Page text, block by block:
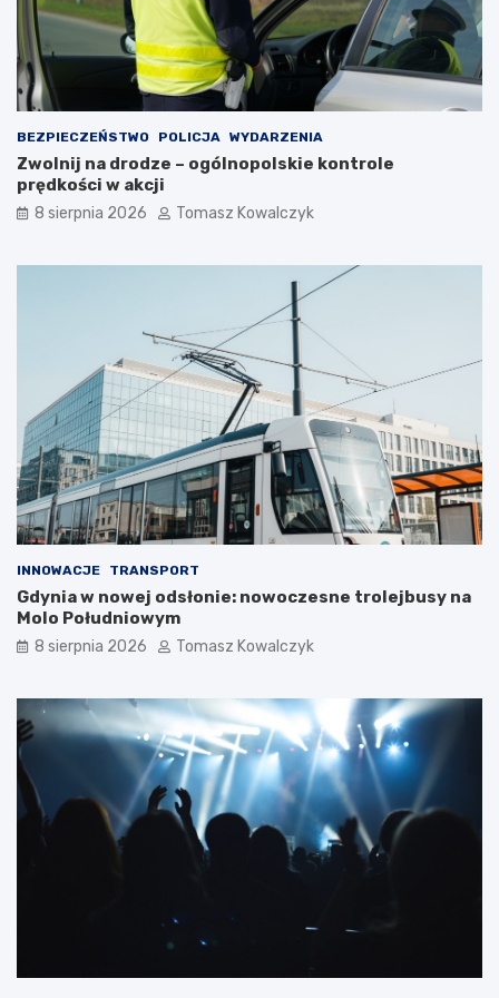
i
e
w
a
t
o
s
i
ć
?
l
e
t
n
m
c
i
e
BEZPIECZEŃSTWO POLICJA WYDARZENIA
Zwolnij na drodze – ogólnopolskie kontrole
prędkości w akcji
8 sierpnia 2026 Tomasz Kowalczyk
INNOWACJE TRANSPORT
Gdynia w nowej odsłonie: nowoczesne trolejbusy na
Molo Południowym
8 sierpnia 2026 Tomasz Kowalczyk